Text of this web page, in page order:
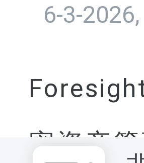
6-3-2026,
密资产